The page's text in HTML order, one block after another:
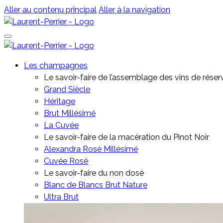
Aller au contenu principal Aller à la navigation
Les champagnes
Le savoir-faire de l’assemblage des vins de
Grand Siècle
Héritage
Brut Millésimé
La Cuvée
Le savoir-faire de la macération du Pinot Noir
Alexandra Rosé Millésimé
Cuvée Rosé
⁠Le savoir-faire du non dosé
Blanc de Blancs Brut Nature
Ultra Brut